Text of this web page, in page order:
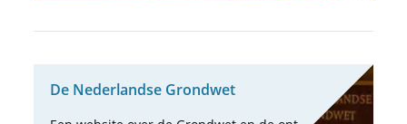
De Neder­landse Grond­wet